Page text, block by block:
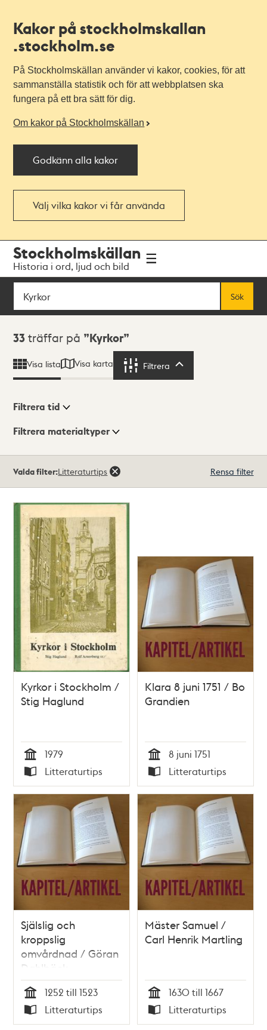
Kakor på stockholmskallan
.stockholm.se
På Stockholmskällan använder vi kakor, cookies, för att
sammanställa statistik och för att webbplatsen ska
fungera på ett bra sätt för dig.
Om kakor på Stockholmskällan
Godkänn alla kakor
Välj vilka kakor vi får använda
navigationen
huvudinnehållet
Stockholmskällan
Historia i ord, ljud och bild
Sök
Sök
Sökresultat
33 träffar på Kyrkor
Visa lista Visa karta Filtrera
Visningsläge
Filtrera tid
Filtrera materialtyper
träffar
Valda filter:Litteraturtips Rensa filter
Kyrkor i Stockholm /
Stig Haglund
Tid
1979
Typ
Litteraturtips
Klara 8 juni 1751 / Bo
Grandien
Tid
8 juni 1751
Typ
Litteraturtips
Själslig och
kroppslig
omvårdnad / Göran
Dahlbäck
Tid
1252 till 1523
Typ
Litteraturtips
Mäster Samuel /
Carl Henrik Martling
Tid
1630 till 1667
Typ
Litteraturtips